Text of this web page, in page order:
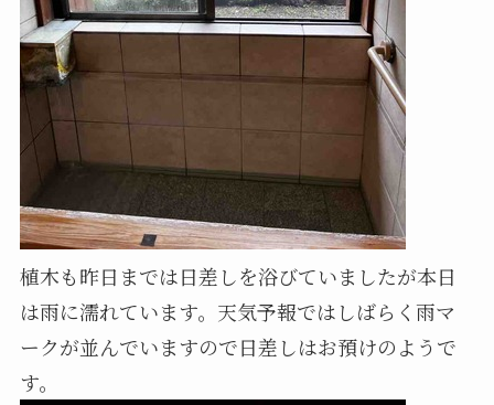
植木も昨日までは日差しを浴びていましたが本日
は雨に濡れています。天気予報ではしばらく雨マ
ークが並んでいますので日差しはお預けのようで
す。